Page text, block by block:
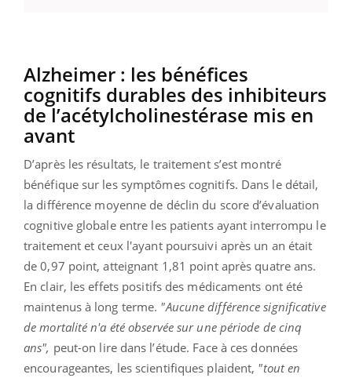
Alzheimer : les bénéfices
cognitifs durables des inhibiteurs
de l’acétylcholinestérase mis en
avant
D’après les résultats, le traitement s’est montré
bénéfique sur les symptômes cognitifs. Dans le détail,
la différence moyenne de déclin du score d’évaluation
cognitive globale entre les patients ayant interrompu le
traitement et ceux l'ayant poursuivi après un an était
de 0,97 point, atteignant 1,81 point après quatre ans.
En clair, les effets positifs des médicaments ont été
maintenus à long terme. "Aucune différence significative
de mortalité n'a été observée sur une période de cinq
ans", peut-on lire dans l’étude. Face à ces données
encourageantes, les scientifiques plaident, "tout en